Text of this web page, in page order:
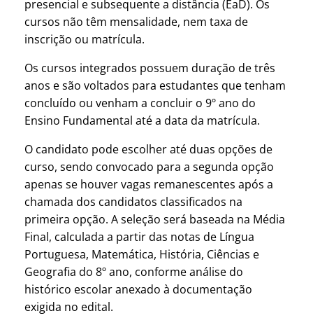
presencial e subsequente a distância (EaD). Os
cursos não têm mensalidade, nem taxa de
inscrição ou matrícula.
Os cursos integrados possuem duração de três
anos e são voltados para estudantes que tenham
concluído ou venham a concluir o 9º ano do
Ensino Fundamental até a data da matrícula.
O candidato pode escolher até duas opções de
curso, sendo convocado para a segunda opção
apenas se houver vagas remanescentes após a
chamada dos candidatos classificados na
primeira opção. A seleção será baseada na Média
Final, calculada a partir das notas de Língua
Portuguesa, Matemática, História, Ciências e
Geografia do 8º ano, conforme análise do
histórico escolar anexado à documentação
exigida no edital.